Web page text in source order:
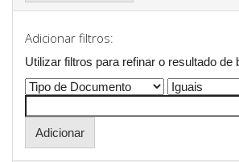
Adicionar filtros:
Utilizar filtros para refinar o resultado de